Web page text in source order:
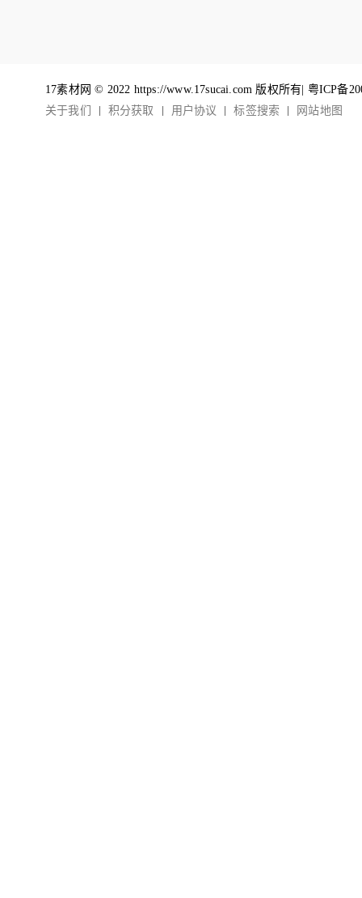
17素材网 © 2022 https://www.17sucai.com 版权所有| 粤ICP备
关于我们
积分获取 用户协议 标签搜索 网站地图